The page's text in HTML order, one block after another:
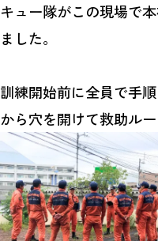
キュー隊がこの現場で
ました。
訓練開始前に全員で手
から穴を開けて救助ルー